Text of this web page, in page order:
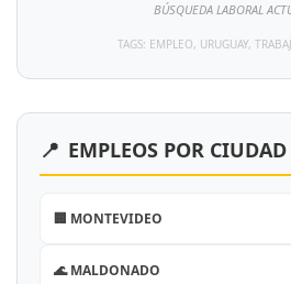
BÚSQUEDA LABORAL
TAGS: EMPLEO, URUGUAY,
📍 EMPLEOS POR CIUDAD
🏢 MONTEVIDEO
🌊 MALDONADO